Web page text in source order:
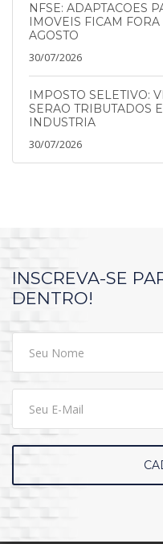
NFSE: ADAPTACOES
IMOVEIS FICAM
AGOSTO
30/07/2026
IMPOSTO SELETIVO:
SERAO TRIBUTADOS
INDUSTRIA
30/07/2026
INSCREVA-SE
DENTRO!